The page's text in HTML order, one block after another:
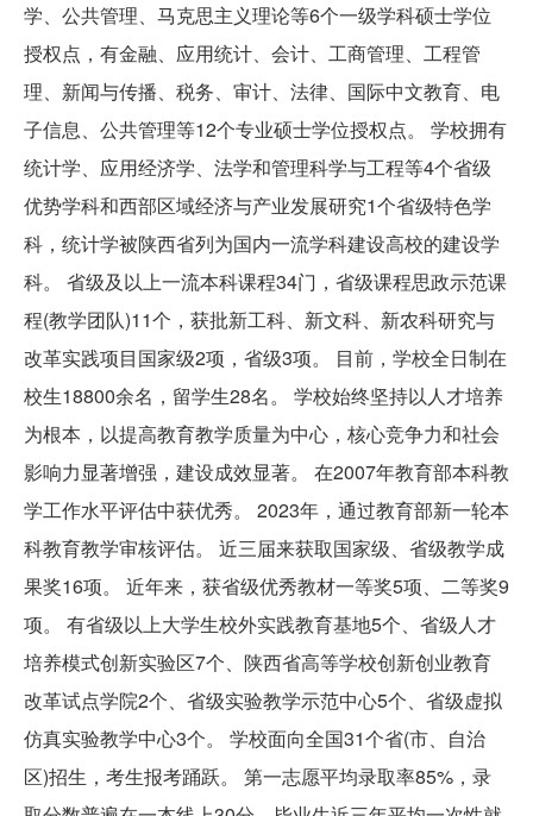
学、公共管理、马克思主义理论等6个一级学科硕士学位
授权点，有金融、应用统计、会计、工商管理、工程管
理、新闻与传播、税务、审计、法律、国际中文教育、电
子信息、公共管理等12个专业硕士学位授权点。 学校拥有
统计学、应用经济学、法学和管理科学与工程等4个省级
优势学科和西部区域经济与产业发展研究1个省级特色学
科，统计学被陕西省列为国内一流学科建设高校的建设学
科。 省级及以上一流本科课程34门，省级课程思政示范课
程(教学团队)11个，获批新工科、新文科、新农科研究与
改革实践项目国家级2项，省级3项。 目前，学校全日制在
校生18800余名，留学生28名。 学校始终坚持以人才培养
为根本，以提高教育教学质量为中心，核心竞争力和社会
影响力显著增强，建设成效显著。 在2007年教育部本科教
学工作水平评估中获优秀。 2023年，通过教育部新一轮本
科教育教学审核评估。 近三届来获取国家级、省级教学成
果奖16项。 近年来，获省级优秀教材一等奖5项、二等奖9
项。 有省级以上大学生校外实践教育基地5个、省级人才
培养模式创新实验区7个、陕西省高等学校创新创业教育
改革试点学院2个、省级实验教学示范中心5个、省级虚拟
仿真实验教学中心3个。 学校面向全国31个省(市、自治
区)招生，考生报考踊跃。 第一志愿平均录取率85%，录